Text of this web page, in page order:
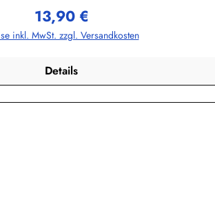
Regulärer Preis:
13,90 €
inkl. MwSt. zzgl. Versandkosten
Details